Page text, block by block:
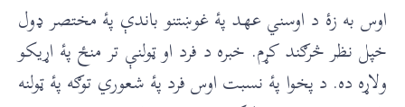
اوس به زۀ د اوسني عهد پۀ غوښتنو باندې پۀ مختصر ډول
خپل نظر څرګند کړم. خبره د فرد او ټولنې تر منځ پۀ اړيکو
ولاړه ده. د پخوا پۀ نسبت اوس فرد پۀ شعوري توګه پۀ ټولنه